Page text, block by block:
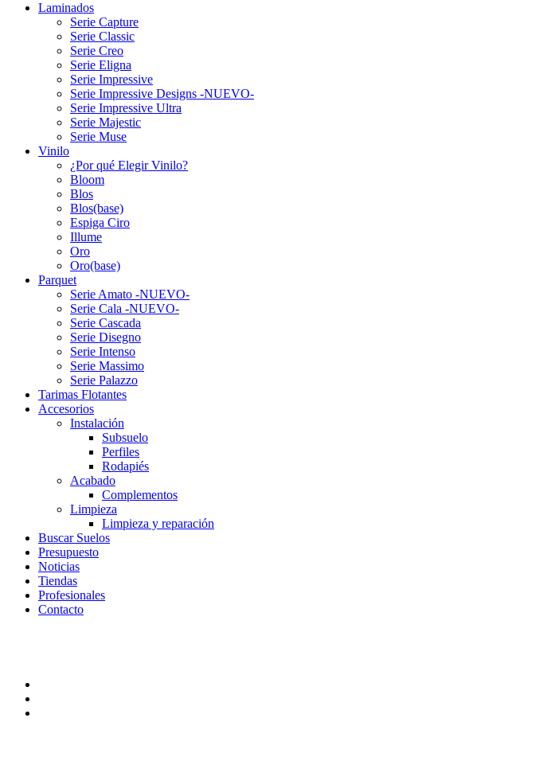
Laminados
Serie Capture
Serie Classic
Serie Creo
Serie Eligna
Serie Impressive
Serie Impressive Designs -NUEVO-
Serie Impressive Ultra
Serie Majestic
Serie Muse
Vinilo
¿Por qué Elegir Vinilo?
Bloom
Blos
Blos(base)
Espiga Ciro
Illume
Oro
Oro(base)
Parquet
Serie Amato -NUEVO-
Serie Cala -NUEVO-
Serie Cascada
Serie Disegno
Serie Intenso
Serie Massimo
Serie Palazzo
Tarimas Flotantes
Accesorios
Instalación
Subsuelo
Perfiles
Rodapiés
Acabado
Complementos
Limpieza
Limpieza y reparación
Buscar Suelos
Presupuesto
Noticias
Tiendas
Profesionales
Contacto